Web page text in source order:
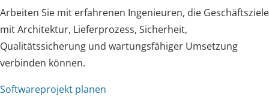
Arbeiten Sie mit erfahrenen Ingenieuren, die Geschäftsziele
mit Architektur, Lieferprozess, Sicherheit,
Qualitätssicherung und wartungsfähiger Umsetzung
verbinden können.
Softwareprojekt planen